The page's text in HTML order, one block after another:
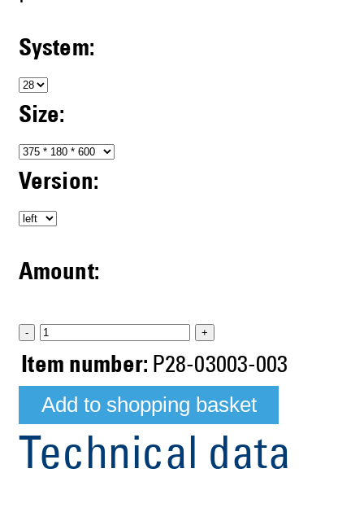
System:
Size:
Version:
Amount:
- +
Item number: P28-03003-003
Technical data